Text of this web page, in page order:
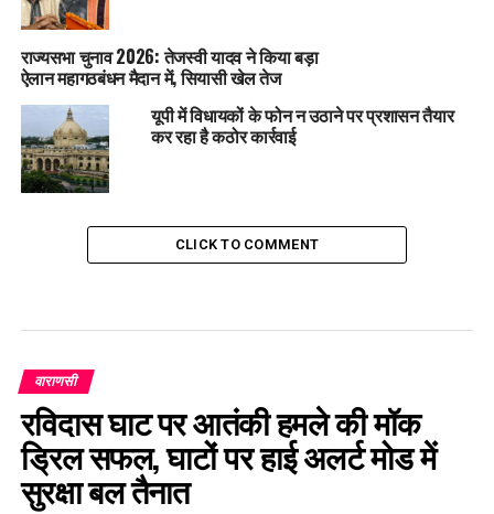
राज्यसभा चुनाव 2026: तेजस्वी यादव ने किया बड़ा
ऐलान महागठबंधन मैदान में, सियासी खेल तेज
यूपी में विधायकों के फोन न उठाने पर प्रशासन तैयार
कर रहा है कठोर कार्रवाई
CLICK TO COMMENT
वाराणसी
रविदास घाट पर आतंकी हमले की मॉक
ड्रिल सफल, घाटों पर हाई अलर्ट मोड में
सुरक्षा बल तैनात